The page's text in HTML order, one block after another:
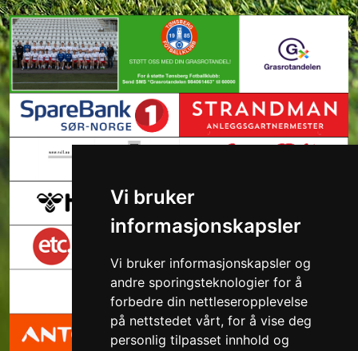
Vi bruker
informasjonskapsler
Vi bruker informasjonskapsler og
andre sporingsteknologier for å
forbedre din nettleseropplevelse
på nettstedet vårt, for å vise deg
personlig tilpasset innhold og